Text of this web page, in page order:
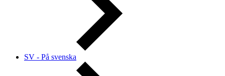
SV - På svenska